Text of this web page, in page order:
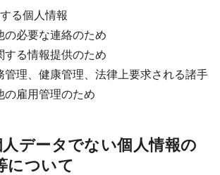
る個人情報
の必要な連絡のため
する情報提供のため
管理、健康管理、法律上要求される諸手
の雇用管理のため
データでない個人情報の
について